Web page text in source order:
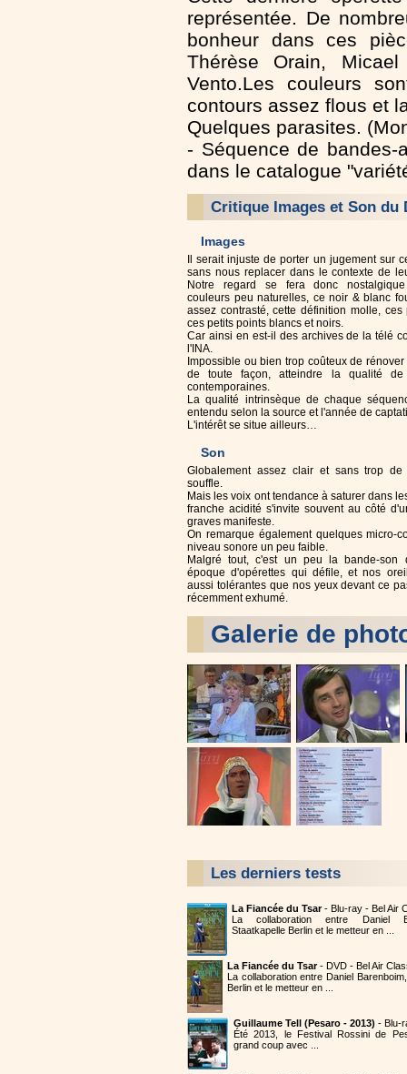
représentée. De
bonheur dans ces
Thérèse Orain,
Vento.Les couleurs
contours assez flous et
Quelques parasites.
- Séquence de bandes-
dans le catalogue
Critique Images et Son du
Images
Il serait injuste de porter un jugement sur
sans nous replacer dans le contexte de
Notre regard se fera donc
couleurs peu naturelles, ce noir & blanc
assez contrasté, cette définition molle, ces
ces petits points blancs et noirs.
Car ainsi en est-il des archives de la télé
l'INA.
Impossible ou bien trop coûteux de
de toute façon, atteindre la qualité de
contemporaines.
La qualité intrinsèque de chaque
entendu selon la source et l'année de
L'intérêt se situe ailleurs…
Son
Globalement assez clair et sans trop de
souffle.
Mais les voix ont tendance à saturer dans
franche acidité s'invite souvent au côté
graves manifeste.
On remarque également quelques micro-
niveau sonore un peu faible.
Malgré tout, c'est un peu la bande-son
époque d'opérettes qui défile, et nos
aussi tolérantes que nos yeux devant ce
récemment exhumé.
Galerie de
Les derniers tests
La Fiancée du Tsar- Blu-ray - Bel Air
La collaboration entre Daniel
Staatkapelle Berlin et le metteur en ...
La Fiancée du Tsar- DVD - Bel Air
La collaboration entre Daniel
Berlin et le metteur en ...
Guillaume Tell (Pesaro - 2013) - Blu-
Été 2013, le Festival Rossini de
grand coup avec ...